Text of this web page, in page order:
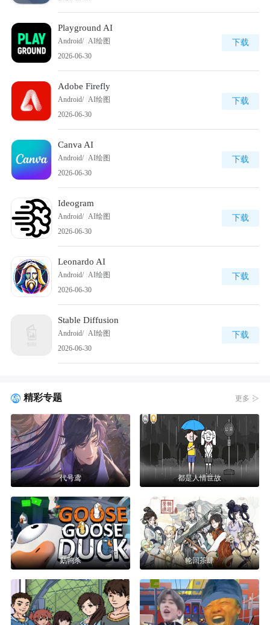
Playground AI
Android/ AI绘图
2026-06-30
下载
Adobe Firefly
Android/ AI绘图
2026-06-30
下载
Canva AI
Android/ AI绘图
2026-06-30
下载
Ideogram
Android/ AI绘图
2026-06-30
下载
Leonardo AI
Android/ AI绘图
2026-06-30
下载
Stable Diffusion
Android/ AI绘图
2026-06-30
下载
精彩专题 更多
代号鸢 都是人情世故
鹅鸭杀 轮回茶肆